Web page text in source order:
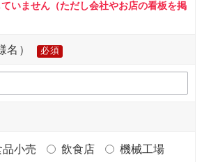
いません（ただし会社やお店の看板を掲
） 必須
品小売 飲食店
機械工場